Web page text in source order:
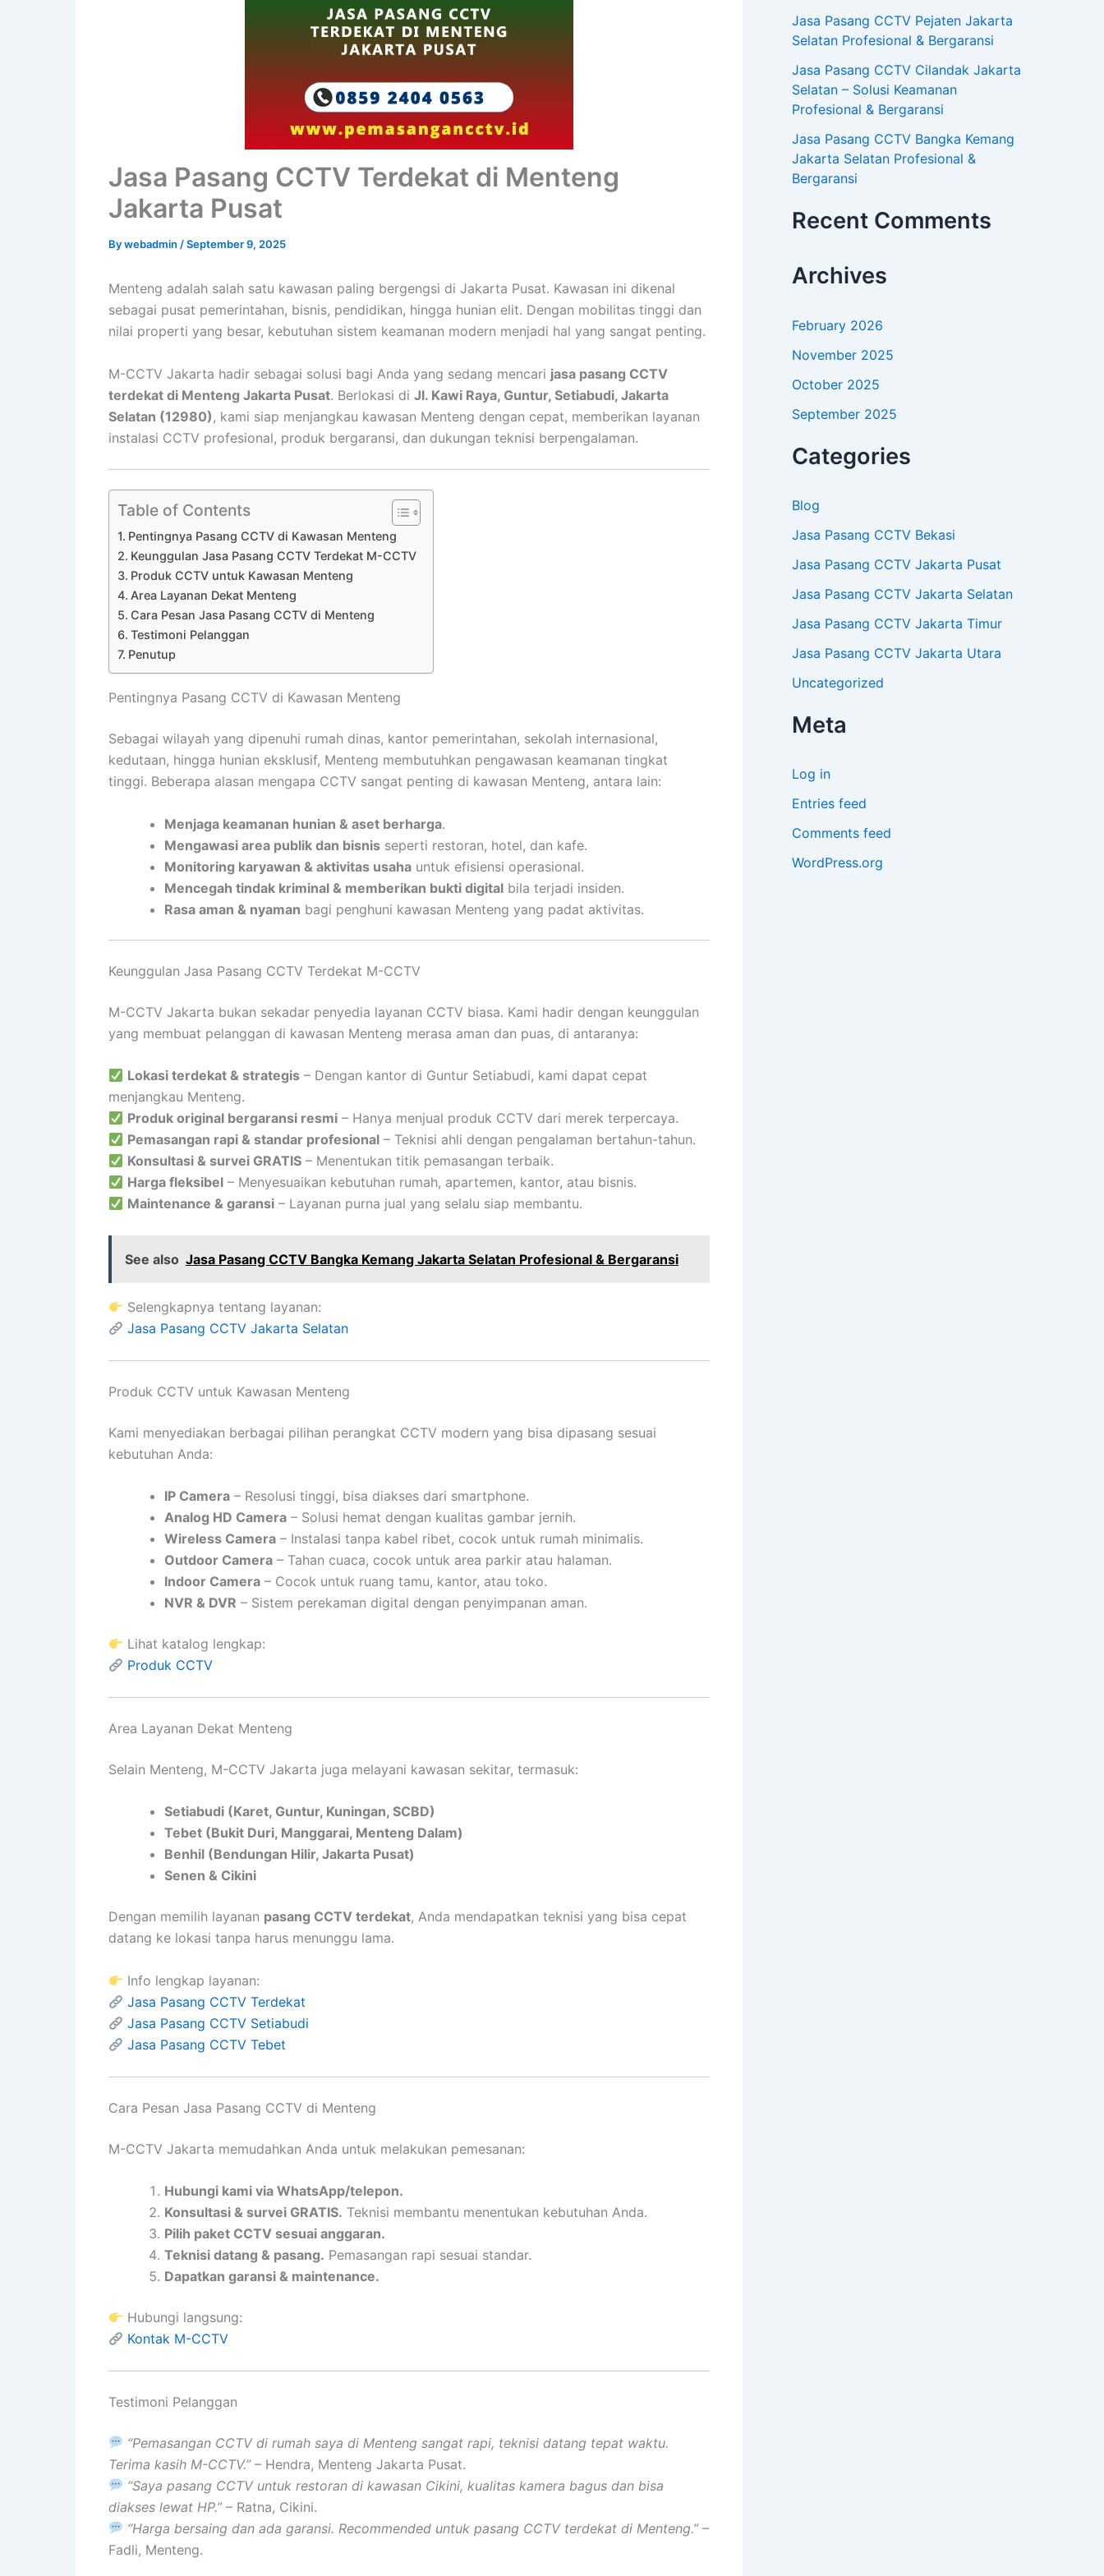
Jasa Pasang CCTV Terdekat di Menteng
Jakarta Pusat
Bywebadmin /September 9, 2025
Menteng adalah salah satu kawasan paling bergengsi di Jakarta Pusat. Kawasan ini dikenal
sebagai pusat pemerintahan, bisnis, pendidikan, hingga hunian elit. Dengan mobilitas tinggi dan
nilai properti yang besar, kebutuhan sistem keamanan modern menjadi hal yang sangat penting.
M-CCTV Jakarta hadir sebagai solusi bagi Anda yang sedang mencari jasa pasang CCTV
terdekat di Menteng Jakarta Pusat. Berlokasi di Jl. Kawi Raya, Guntur, Setiabudi, Jakarta
Selatan (12980) , kami siap menjangkau kawasan Menteng dengan cepat, memberikan layanan
instalasi CCTV profesional, produk bergaransi, dan dukungan teknisi berpengalaman.
Table of Contents
Pentingnya Pasang CCTV di Kawasan Menteng
Keunggulan Jasa Pasang CCTV Terdekat M-CCTV
Produk CCTV untuk Kawasan Menteng
Area Layanan Dekat Menteng
Cara Pesan Jasa Pasang CCTV di Menteng
Testimoni Pelanggan
Penutup
Pentingnya Pasang CCTV di Kawasan Menteng
Sebagai wilayah yang dipenuhi rumah dinas, kantor pemerintahan, sekolah internasional,
kedutaan, hingga hunian eksklusif, Menteng membutuhkan pengawasan keamanan tingkat
tinggi. Beberapa alasan mengapa CCTV sangat penting di kawasan Menteng, antara lain:
Menjaga keamanan hunian & aset berharga.
Mengawasi area publik dan bisnis seperti restoran, hotel, dan kafe.
Monitoring karyawan & aktivitas usaha untuk efisiensi operasional.
Mencegah tindak kriminal & memberikan bukti digital bila terjadi insiden.
Rasa aman & nyaman bagi penghuni kawasan Menteng yang padat aktivitas.
Keunggulan Jasa Pasang CCTV Terdekat M-CCTV
M-CCTV Jakarta bukan sekadar penyedia layanan CCTV biasa. Kami hadir dengan keunggulan
yang membuat pelanggan di kawasan Menteng merasa aman dan puas, di antaranya:
Lokasi terdekat & strategis – Dengan kantor di Guntur Setiabudi, kami dapat cepat
menjangkau Menteng.
Produk original bergaransi resmi – Hanya menjual produk CCTV dari merek terpercaya.
Pemasangan rapi & standar profesional – Teknisi ahli dengan pengalaman bertahun-tahun.
Konsultasi & survei GRATIS – Menentukan titik pemasangan terbaik.
Harga fleksibel – Menyesuaikan kebutuhan rumah, apartemen, kantor, atau bisnis.
Maintenance & garansi – Layanan purna jual yang selalu siap membantu.
See also Jasa Pasang CCTV Bangka Kemang Jakarta Selatan Profesional & Bergaransi
Selengkapnya tentang layanan:
Jasa Pasang CCTV Jakarta Selatan
Produk CCTV untuk Kawasan Menteng
Kami menyediakan berbagai pilihan perangkat CCTV modern yang bisa dipasang sesuai
kebutuhan Anda:
IP Camera – Resolusi tinggi, bisa diakses dari smartphone.
Analog HD Camera – Solusi hemat dengan kualitas gambar jernih.
Wireless Camera – Instalasi tanpa kabel ribet, cocok untuk rumah minimalis.
Outdoor Camera – Tahan cuaca, cocok untuk area parkir atau halaman.
Indoor Camera – Cocok untuk ruang tamu, kantor, atau toko.
NVR & DVR – Sistem perekaman digital dengan penyimpanan aman.
Lihat katalog lengkap:
Produk CCTV
Area Layanan Dekat Menteng
Selain Menteng, M-CCTV Jakarta juga melayani kawasan sekitar, termasuk:
Setiabudi (Karet, Guntur, Kuningan, SCBD)
Tebet (Bukit Duri, Manggarai, Menteng Dalam)
Benhil (Bendungan Hilir, Jakarta Pusat)
Senen & Cikini
Dengan memilih layanan pasang CCTV terdekat, Anda mendapatkan teknisi yang bisa cepat
datang ke lokasi tanpa harus menunggu lama.
Info lengkap layanan:
Jasa Pasang CCTV Terdekat
Jasa Pasang CCTV Setiabudi
Jasa Pasang CCTV Tebet
Cara Pesan Jasa Pasang CCTV di Menteng
M-CCTV Jakarta memudahkan Anda untuk melakukan pemesanan:
Hubungi kami via WhatsApp/telepon.
Konsultasi & survei GRATIS. Teknisi membantu menentukan kebutuhan Anda.
Pilih paket CCTV sesuai anggaran.
Teknisi datang & pasang. Pemasangan rapi sesuai standar.
Dapatkan garansi & maintenance.
Hubungi langsung:
Kontak M-CCTV
Testimoni Pelanggan
“Pemasangan CCTV di rumah saya di Menteng sangat rapi, teknisi datang tepat waktu.
Terima kasih M-CCTV.”– Hendra, Menteng Jakarta Pusat.
“Saya pasang CCTV untuk restoran di kawasan Cikini, kualitas kamera bagus dan bisa
diakses lewat HP.”– Ratna, Cikini.
“Harga bersaing dan ada garansi. Recommended untuk pasang CCTV terdekat di Menteng.”–
Fadli, Menteng.
Jasa Pasang CCTV Pejaten Jakarta
Selatan Profesional & Bergaransi
Jasa Pasang CCTV Cilandak Jakarta
Selatan – Solusi Keamanan
Profesional & Bergaransi
Jasa Pasang CCTV Bangka Kemang
Jakarta Selatan Profesional &
Bergaransi
Recent Comments
Archives
February 2026
November 2025
October 2025
September 2025
Categories
Blog
Jasa Pasang CCTV Bekasi
Jasa Pasang CCTV Jakarta Pusat
Jasa Pasang CCTV Jakarta Selatan
Jasa Pasang CCTV Jakarta Timur
Jasa Pasang CCTV Jakarta Utara
Uncategorized
Meta
Log in
Entries feed
Comments feed
WordPress.org